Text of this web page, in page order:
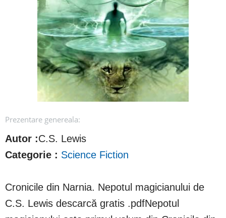
Prezentare genereala:
Autor :C.S. Lewis
Categorie : Science Fiction
Cronicile din Narnia. Nepotul magicianului de
C.S. Lewis descarcă gratis .pdfNepotul